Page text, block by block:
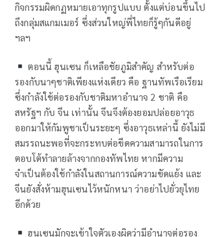
กิจกรรมผิดกฏหมายเอาทุกรูปแบบ ตั้งแต่บ่อนขึ้นไป
ถึงกลุ่มสแกมเมอร์ ซึ่งส่วนใหญ่พี่ไทยก็รู้ๆกันดีอยู่
ฯลฯ
ตอนนี้ ฮุนเซน ก็เหลือชัยภูมิสำคัญ สำหรับต่อ
รองกับนาๆชาติเพียงแห่งเดียว คือ ฐานทัพเรือเรียม
ซึ่งกำลังใช้ต่อรองกับชาติมหาอำนาจ 2 ชาติ คือ
สหรัฐฯ กับ จีน เท่านั้น จีนจึงต้องยอมปล่อยอาวุธ
ออกมาให้กัมพูชาเป็นระยะๆ ซึ่งอาวุธเหล่านี้ ยังไม่มี
สมรรถนะพอที่จะกระทบต่อขีดความสามารถในการ
ตอบโต้ทำลายล้างจากกองทัพไทย หากมีความ
จำเป็นต้องใช้กำลังในสถานการณ์ความขัดแย้ง และ
จีนยังสั่งห้ามฮุนเซนไว้หนักหนา ว่าอย่าไปยั่วยุไทย
อีกด้วย
ฮุนเซนมักจะเข้าใจตัวเองผิดว่ามีอำนาจต่อรอง